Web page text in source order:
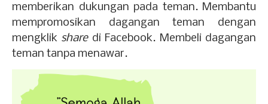
memberikan dukungan pada teman. Membantu
mempromosikan dagangan teman dengan
mengklik sharedi Facebook. Membeli dagangan
teman tanpa menawar.